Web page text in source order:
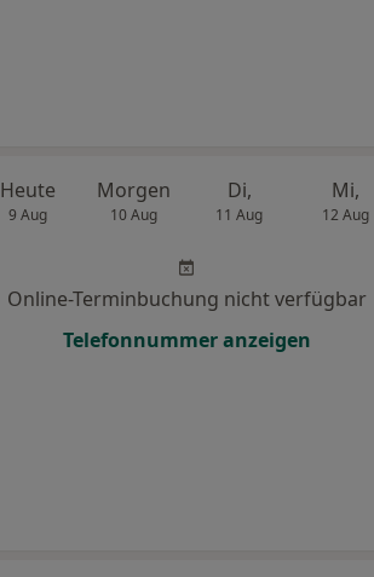
Heute
9 Aug
Morgen
10 Aug
Di,
11 Aug
Mi,
12 Aug
Online-Terminbuchung nicht verfügbar
Telefonnummer anzeigen